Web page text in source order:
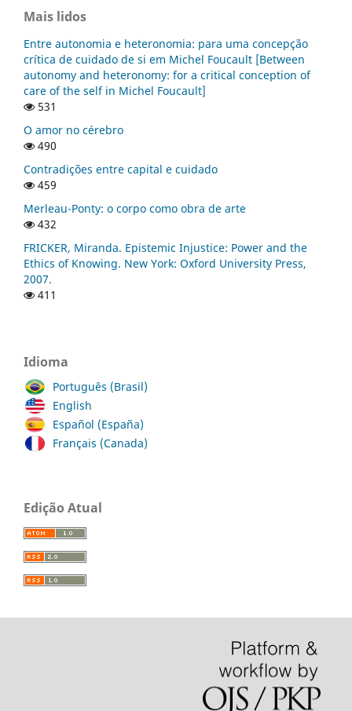
Mais lidos
Entre autonomia e heteronomia: para uma concepção
crítica de cuidado de si em Michel Foucault [Between
autonomy and heteronomy: for a critical conception of
care of the self in Michel Foucault]
531
O amor no cérebro
490
Contradições entre capital e cuidado
459
Merleau-Ponty: o corpo como obra de arte
432
FRICKER, Miranda. Epistemic Injustice: Power and the
Ethics of Knowing. New York: Oxford University Press,
2007.
411
Idioma
Português (Brasil)
English
Español (España)
Français (Canada)
Edição Atual